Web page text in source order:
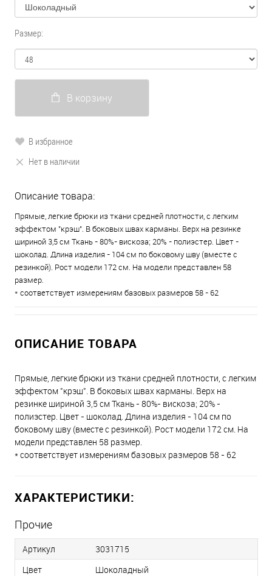
Размер:
В корзину
В избранное
Нет в наличии
Описание товара:
Прямые, легкие брюки из ткани средней плотности, с легким
эффектом "крэш". В боковых швах карманы. Верх на резинке
шириной 3,5 см Ткань - 80%- вискоза; 20% - полиэстер. Цвет -
шоколад. Длина изделия - 104 см по боковому шву (вместе с
резинкой). Рост модели 172 см. На модели представлен 58
размер.
* соответствует измерениям базовых размеров 58 - 62
ОПИСАНИЕ ТОВАРА
Прямые, легкие брюки из ткани средней плотности, с легким
эффектом "крэш". В боковых швах карманы. Верх на
резинке шириной 3,5 см Ткань - 80%- вискоза; 20% -
полиэстер. Цвет - шоколад. Длина изделия - 104 см по
боковому шву (вместе с резинкой). Рост модели 172 см. На
модели представлен 58 размер.
* соответствует измерениям базовых размеров 58 - 62
ХАРАКТЕРИСТИКИ:
Прочие
Артикул
3031715
Цвет
Шоколадный